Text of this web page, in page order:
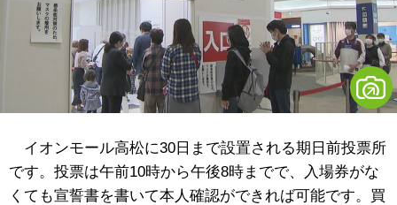
イオンモール高松に30日まで設置される期日前投票所
です。投票は午前10時から午後8時までで、入場券がな
くても宣誓書を書いて本人確認ができれば可能です。買